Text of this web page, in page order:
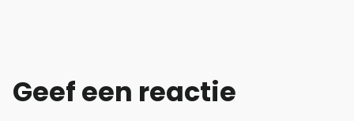
Geef een reactie